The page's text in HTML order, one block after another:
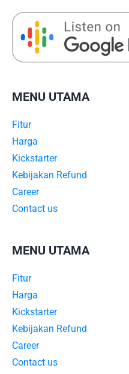
MENU UTAMA
Fitur
Harga
Kickstarter
Kebijakan Refund
Career
Contact us
MENU UTAMA
Fitur
Harga
Kickstarter
Kebijakan Refund
Career
Contact us